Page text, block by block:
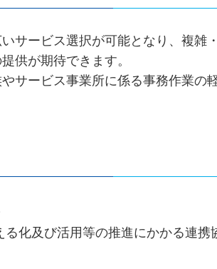
サービス選択が可能となり、複雑
供が期待できます。
サービス事業所に係る事務作業の
化及び活用等の推進にかかる連携